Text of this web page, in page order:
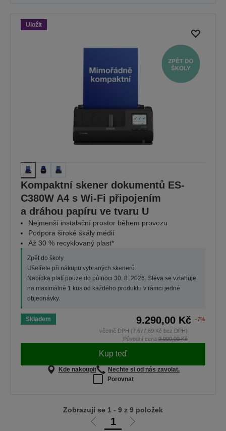
Uložit
Kompaktní skener dokumentů ES-
C380W A4 s Wi-Fi připojením
a dráhou papíru ve tvaru U
Nejmenší instalační prostor během provozu
Podpora široké škály médií
Až 30 % recyklovaný plast*
Zpět do školy
Ušetřete při nákupu vybraných skenerů.
Nabídka platí pouze do půlnoci 30. 8. 2026. Sleva se vztahuje
na maximálně 1 kus od každého produktu v rámci jedné
objednávky.
Skladem 9.290,00 Kč
-7%
včetně DPH (7.677,69 Kč bez DPH)
Původní cena 9.990,00 Kč
Kup teď
Kde nakoupit
Nechte si od nás zavolat.
Porovnat
Jít
1
Jít
Zobrazují se 1 - 9 z 9 položek